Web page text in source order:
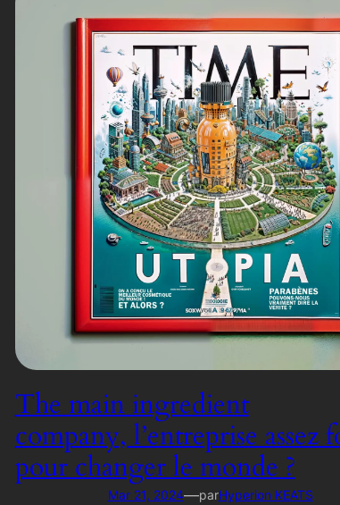
The main ingredient
company, l’entreprise assez
pour changer le monde ?
Mar 21, 2024—parHyperion KEATS